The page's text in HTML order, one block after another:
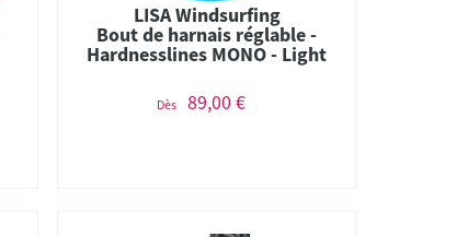
LISA Windsurfing
Bout de harnais réglable -
Hardnesslines MONO - Light
Dès 89,00 €